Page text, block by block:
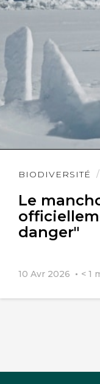
BIODIVERSITÉ
Le
danger"
10 Avr 2026 < 1
Lire